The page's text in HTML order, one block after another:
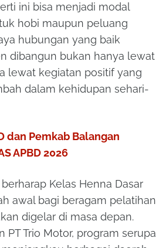
ini bisa menjadi modal
hobi maupun peluang
hubungan yang baik
dibangun bukan hanya lewat
lewat kegiatan positif yang
dalam kehidupan sehari-
dan Pemkab Balangan
APBD 2026
Kelas Henna Dasar
awal bagi beragam pelatihan
digelar di masa depan.
PT Trio Motor, program serupa